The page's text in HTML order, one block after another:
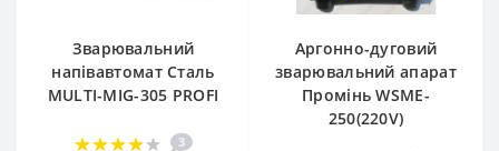
Зварювальний
напівавтомат Сталь
MULTI-MIG-305 PROFI
3
Аргонно-дуговий
зварювальний апарат
Промінь WSME-
250(220V)